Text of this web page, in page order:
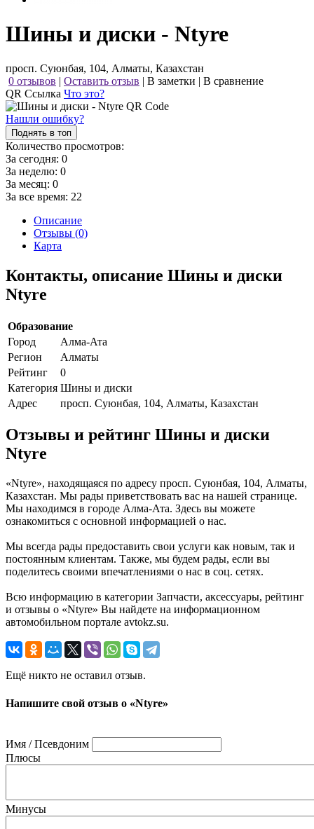
Шины и диски - Ntyre
просп. Суюнбая, 104, Алматы, Казахстан
0 отзывов | Оставить отзыв | В заметки | В сравнение
QR Ссылка Что это?
Нашли ошибку?
Поднять в топ
Количество просмотров:
За сегодня: 0
За неделю: 0
За месяц: 0
За все время: 22
Описание
Отзывы (0)
Карта
Контакты, описание Шины и диски
Ntyre
Образование
Город
Алма-Ата
Регион
Алматы
Рейтинг
0
Категория Шины и диски
Адрес
просп. Суюнбая, 104, Алматы, Казахстан
Отзывы и рейтинг Шины и диски
Ntyre
«Ntyre», находящаяся по адресу просп. Суюнбая, 104, Алматы,
Казахстан. Мы рады приветствовать вас на нашей странице.
Мы находимся в городе Алма-Ата. Здесь вы можете
ознакомиться с основной информацией о нас.
Мы всегда рады предоставить свои услуги как новым, так и
постоянным клиентам. Также, мы будем рады, если вы
поделитесь своими впечатлениями о нас в соц. сетях.
Всю информацию в категории Запчасти, аксессуары, рейтинг
и отзывы о «Ntyre» Вы найдете на информационном
автомобильном портале avtokz.su.
Ещё никто не оставил отзыв.
Напишите свой отзыв о «Ntyre»
Имя / Псевдоним
Плюсы
Минусы